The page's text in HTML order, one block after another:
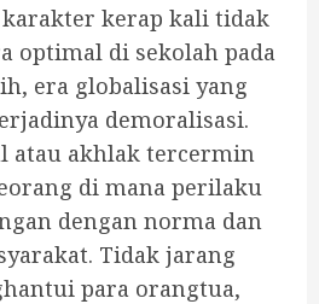
kerap kali tidak
optimal di sekolah pada
era globalisasi yang
demoralisasi.
atau akhlak tercermin
di mana perilaku
dengan norma dan
Tidak jarang
para orangtua,